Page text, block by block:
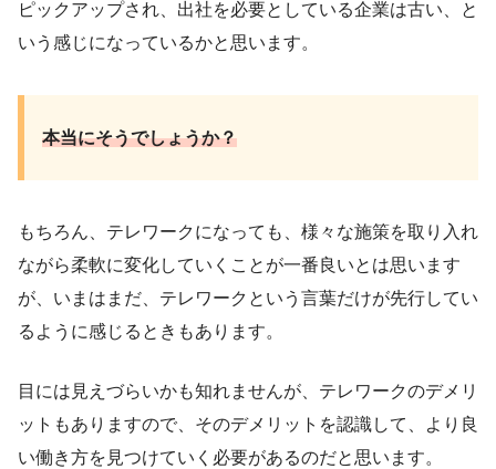
ピックアップされ、出社を必要としている企業は古い、と
いう感じになっているかと思います。
本当にそうでしょうか？
もちろん、テレワークになっても、様々な施策を取り入れ
ながら柔軟に変化していくことが一番良いとは思います
が、いまはまだ、テレワークという言葉だけが先行してい
るように感じるときもあります。
目には見えづらいかも知れませんが、テレワークのデメリ
ットもありますので、そのデメリットを認識して、より良
い働き方を見つけていく必要があるのだと思います。